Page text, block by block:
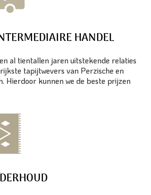
HANDEL
al tientallen jaren uitstekende relaties
tapijtwevers van Perzische en
Hierdoor kunnen we de beste prijzen